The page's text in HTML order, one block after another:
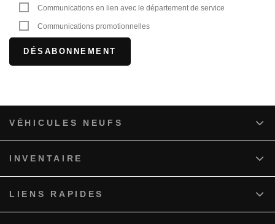
Communications en lien avec le département de service
Communications promotionnelles
VÉHICULES NEUFS
INVENTAIRE
LIENS RAPIDES